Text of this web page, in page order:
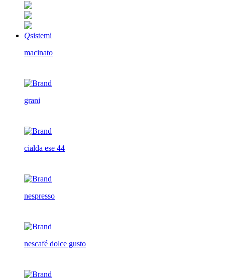
Qsistemi
macinato
grani
cialda ese 44
nespresso
nescafé dolce gusto